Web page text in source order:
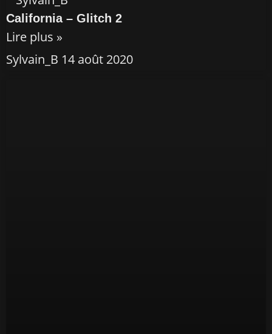
California – Glitch 2
Lire plus »
Sylvain_B 14 août 2020